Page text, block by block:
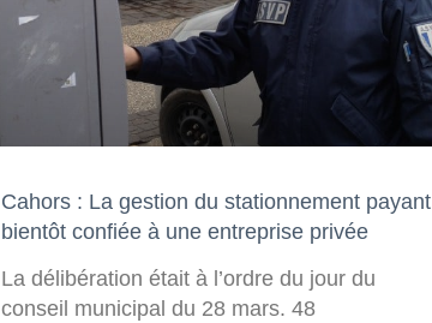
Cahors : La gestion du stationnement payant
bientôt confiée à une entreprise privée
La délibération était à l’ordre du jour du
conseil municipal du 28 mars. 48